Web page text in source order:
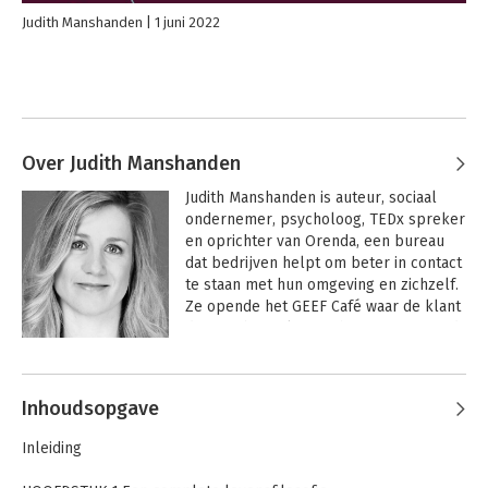
Judith Manshanden 1 juni 2022
Over Judith Manshanden
Judith Manshanden is auteur, sociaal
ondernemer, psycholoog, TEDx spreker
en oprichter van Orenda, een bureau
dat bedrijven helpt om beter in contact
te staan met hun omgeving en zichzelf.
Ze opende het GEEF Café waar de klant
een lans voor een socialere manier van
Andere boeken door Judith
Manshanden
Inhoudsopgave
Inleiding